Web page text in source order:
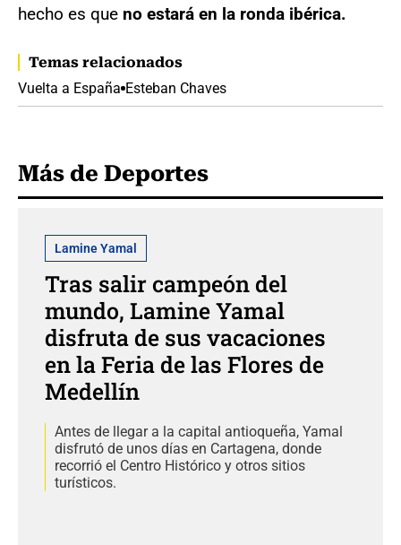
hecho es que no estará en la ronda ibérica.
Temas relacionados
Vuelta a España Esteban Chaves
Más de Deportes
Lamine Yamal
Tras salir campeón del
mundo, Lamine Yamal
disfruta de sus vacaciones
en la Feria de las Flores de
Medellín
Antes de llegar a la capital antioqueña, Yamal
disfrutó de unos días en Cartagena, donde
recorrió el Centro Histórico y otros sitios
turísticos.